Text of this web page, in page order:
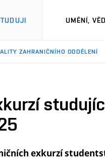
UMĚNÍ,
ZAHRANIČNÍHO ODDĚLENÍ
exkurzí